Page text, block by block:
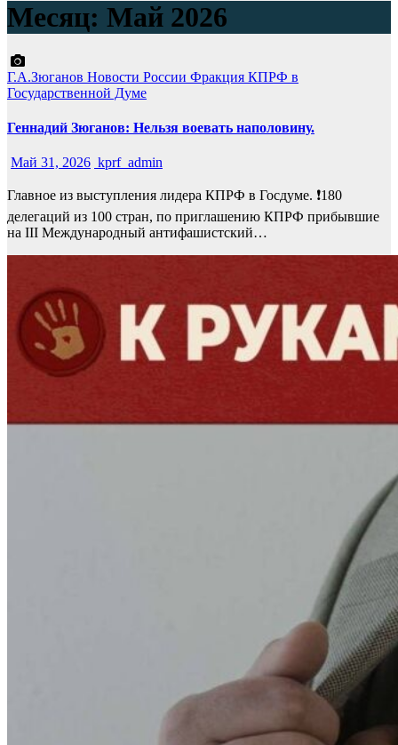
Месяц: Май 2026
Г.А.Зюганов Новости России Фракция КПРФ в
Государственной Думе
Геннадий Зюганов: Нельзя воевать наполовину.
Май 31, 2026 kprf_admin
Главное из выступления лидера КПРФ в Госдуме. ❗180
делегаций из 100 стран, по приглашению КПРФ прибывшие
на III Международный антифашистский…